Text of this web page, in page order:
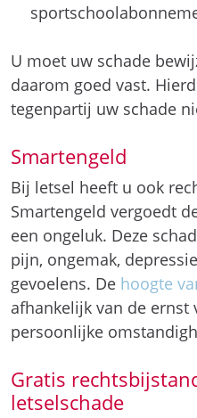
U moet uw schade
daarom goed vast.
tegenpartij uw schade
Smartengeld
Bij letsel heeft u ook
Smartengeld vergoedt
een ongeluk. Deze
pijn, ongemak,
gevoelens. De hoogte
afhankelijk van de ernst
persoonlijke
Gratis
letselschade